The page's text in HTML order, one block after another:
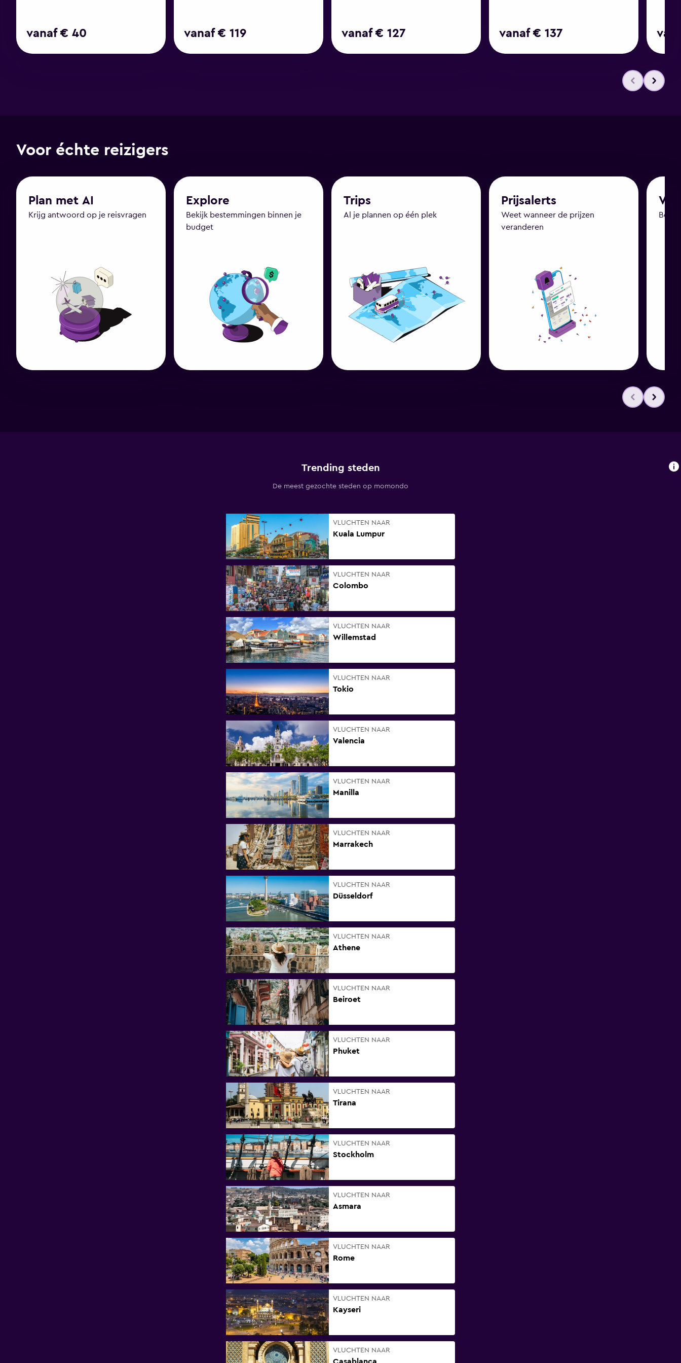
vanaf € 40 vanaf € 119 vanaf € 127 vanaf € 137
Voor échte reizigers
Plan met AI
Krijg antwoord op je reisvragen
Explore
Bekijk bestemmingen binnen je
budget
Trips
Al je plannen op één plek
Prijsalerts
Weet wanneer de prijzen
veranderen
Trending steden
De meest gezochte steden op momondo
VLUCHTEN NAAR
Kuala Lumpur
VLUCHTEN NAAR
Colombo
VLUCHTEN NAAR
Willemstad
VLUCHTEN NAAR
Tokio
VLUCHTEN NAAR
Valencia
VLUCHTEN NAAR
Manilla
VLUCHTEN NAAR
Marrakech
VLUCHTEN NAAR
Düsseldorf
VLUCHTEN NAAR
Athene
VLUCHTEN NAAR
Beiroet
VLUCHTEN NAAR
Phuket
VLUCHTEN NAAR
Tirana
VLUCHTEN NAAR
Stockholm
VLUCHTEN NAAR
Asmara
VLUCHTEN NAAR
Rome
VLUCHTEN NAAR
Kayseri
VLUCHTEN NAAR